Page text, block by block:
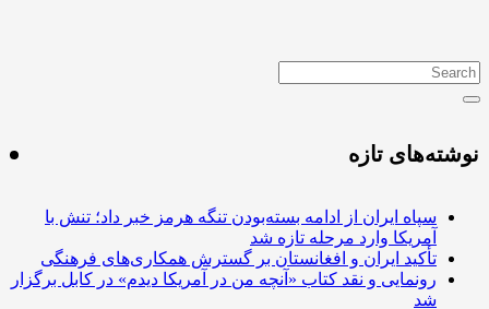
تازه
ایران از ادامه بسته‌بودن تنگه هرمز خبر داد؛ تنش با
وارد مرحله تازه شد
ایران و افغانستان بر گسترش همکاری‌های فرهنگی
و نقد کتاب «آنچه من در آمریکا دیدم» در کابل برگزار